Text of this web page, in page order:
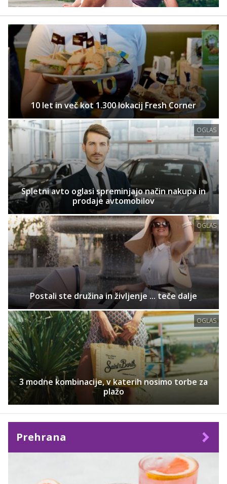
10 let in več kot 1.300 lokacij Fresh Corner
OGLAS
Spletni avto oglasi spreminjajo način nakupa in
prodaje avtomobilov
OGLAS
Postali ste družina in življenje ... teče dalje
OGLAS
3 modne kombinacije, v katerih nosimo torbe za
plažo
Prehrana